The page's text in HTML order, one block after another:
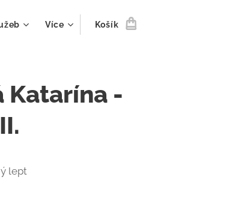
Více Košík
Katarína -
lept